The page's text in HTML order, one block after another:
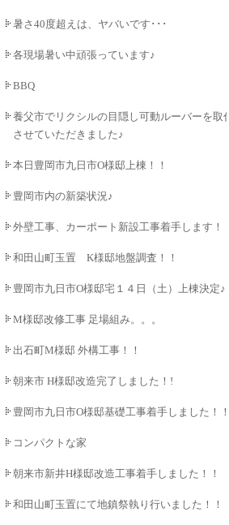
暑さ40度超えは、ヤバいです･･･
各現場暑い中頑張っています♪
BBQ
養父市でリクシルの目隠し可動ルーバーを取付
させていただきました♪
本日豊岡市九日市O様邸上棟！！
豊岡市内の新築状況♪
外壁工事、カーポート新設工事着手します！！
和田山町玉置 K様邸地盤調査！！
豊岡市九日市O様邸宅１４日（土）上棟決定♪♪
M様邸改修工事 足場組み。。。
出石町M様邸 外構工事！！
朝来市 H様邸改造完了しました！!
豊岡市九日市O様邸基礎工事着手しました！！
コンパクトな家
朝来市新井H様邸改造工事着手しました！！
和田山町玉置にて地鎮祭執り行いました！！